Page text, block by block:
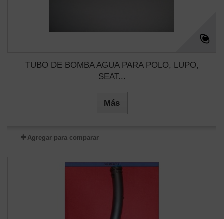
TUBO DE BOMBA AGUA PARA POLO, LUPO,
SEAT...
Más
Agregar para comparar